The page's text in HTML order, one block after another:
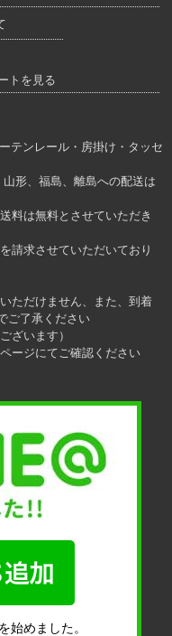
トを見る
テンレール・房掛け・タッセ
形、福島、離島への配送は
料は無料とさせていただき
請求させていただいており
ただけません、また、到着
ご了承ください
ざいます）
ージにてご確認ください
始めました。